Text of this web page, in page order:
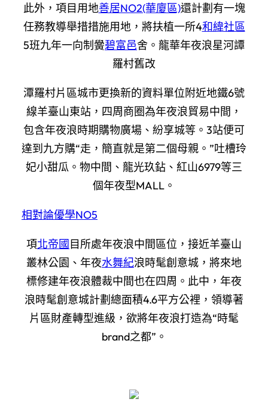
此外，項目用地善居NO2(華廈區)還計劃有一塊
任務教導舉措措施用地，將扶植一所4和緯社區
5班九年一向制黌碧富邑舍。龍華年夜浪星河譚
羅村舊改
潭羅村片區城市更換新的資料單位附近地鐵6號
線羊臺山東站，四周商圈為年夜浪貿易中間，
包含年夜浪時期購物廣場、紛享城等。3站便可
達到九方購“走，簡直就是第二個母親。”吐槽玲
妃小甜瓜。物中間、龍光玖鉆、紅山6979等三
個年夜型MALL。
相對論優學NO5
項北帝國目所處年夜浪中間區位，接近羊臺山
叢林公園、年夜水舞紀浪時髦創意城，將來地
標修建年夜浪體裁中間也在四周。此中，年夜
浪時髦創意城計劃總面積4.6平方公裡，領導著
片區財產轉型進級，欲將年夜浪打造為“時髦
brand之都”。